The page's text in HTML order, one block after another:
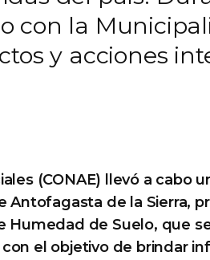
con la
y acciones
(CONAE) llevó a cabo
de la Sierra,
Humedad de Suelo, que
el objetivo de brindar